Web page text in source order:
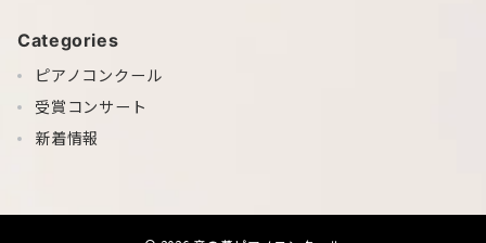
Categories
ピアノコンクール
受賞コンサート
新着情報